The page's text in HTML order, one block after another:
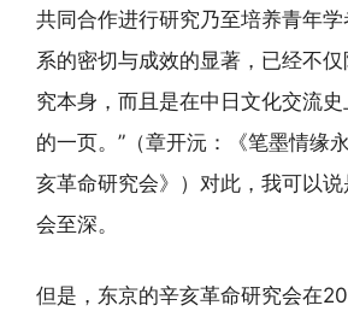
共同合作进行研究乃至培养青年
系的密切与成效的显著，已经不
究本身，而且是在中日文化交流
的一页。”（章开沅：《笔墨情
亥革命研究会》）对此，我可以
会至深。
但是，东京的辛亥革命研究会在